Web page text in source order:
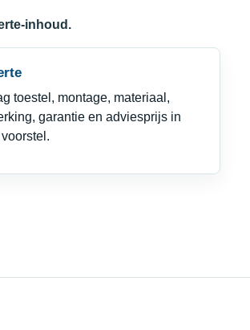
inhoud.
toestel, montage, materiaal,
garantie en adviesprijs in